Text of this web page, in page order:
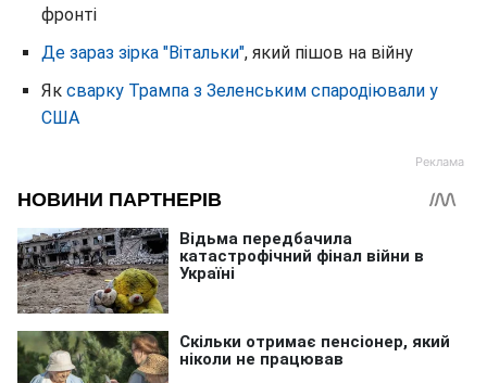
фронті
Де зараз зірка "Вітальки", який пішов на війну
Як сварку Трампа з Зеленським спародіювали у
США